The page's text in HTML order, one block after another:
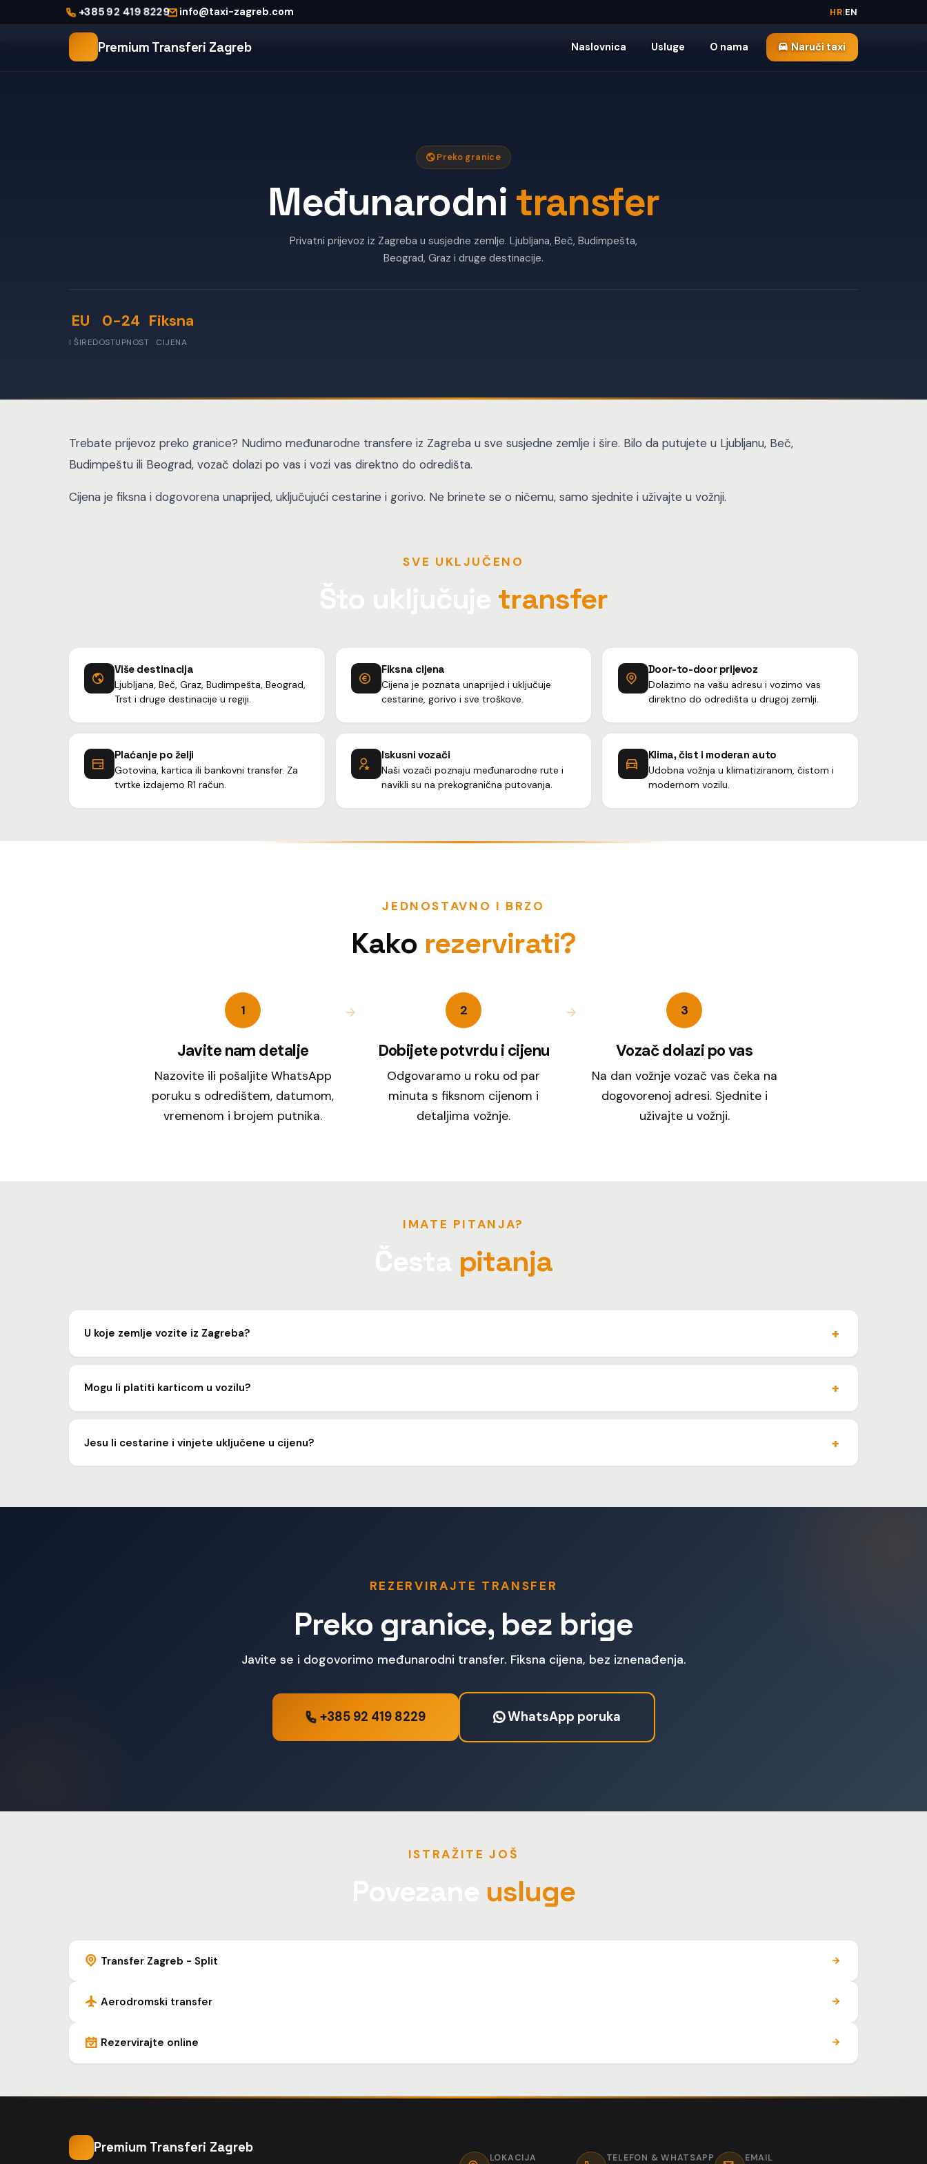
+385 92 419 8229 info@taxi-zagreb.com HR|EN
Premium Transferi Zagreb Naslovnica Usluge O nama Naruči taxi
Međunarodni transfer
Preko granice
Međunarodni transfer
Privatni prijevoz iz Zagreba u susjedne zemlje. Ljubljana, Beč, Budimpešta,
Beograd, Graz i druge destinacije.
EU
I ŠIRE
0-24
DOSTUPNOST
Fiksna
CIJENA
Trebate prijevoz preko granice? Nudimo međunarodne transfere iz Zagreba u sve susjedne zemlje i šire. Bilo da putujete u Ljubljanu, Beč,
Budimpeštu ili Beograd, vozač dolazi po vas i vozi vas direktno do odredišta.
Cijena je fiksna i dogovorena unaprijed, uključujući cestarine i gorivo. Ne brinete se o ničemu, samo sjednite i uživajte u vožnji.
SVE UKLJUČENO
transfer
Više destinacija
Ljubljana, Beč, Graz, Budimpešta, Beograd,
Trst i druge destinacije u regiji.
Fiksna cijena
Cijena je poznata unaprijed i uključuje
cestarine, gorivo i sve troškove.
Door-to-door prijevoz
Dolazimo na vašu adresu i vozimo vas
direktno do odredišta u drugoj zemlji.
Plaćanje po želji
Gotovina, kartica ili bankovni transfer. Za
tvrtke izdajemo R1 račun.
Iskusni vozači
Naši vozači poznaju međunarodne rute i
navikli su na prekogranična putovanja.
Klima, čist i moderan auto
Udobna vožnja u klimatiziranom, čistom i
modernom vozilu.
JEDNOSTAVNO I BRZO
Kako rezervirati?
1
Javite nam detalje
Nazovite ili pošaljite WhatsApp
poruku s odredištem, datumom,
vremenom i brojem putnika.
2
Dobijete potvrdu i cijenu
Odgovaramo u roku od par
minuta s fiksnom cijenom i
detaljima vožnje.
3
Vozač dolazi po vas
Na dan vožnje vozač vas čeka na
dogovorenoj adresi. Sjednite i
uživajte u vožnji.
IMATE PITANJA?
pitanja
U koje zemlje vozite iz Zagreba?
Vozimo u sve zemlje EU i šire: Slovenija, Austrija, Mađarska, Italija, Njemačka, Češka, Slovačka, ali i Srbija, Bosna i Hercegovina, Crna Gora. Javite nam odredište pa ćemo
dogovoriti detalje.
Mogu li platiti karticom u vozilu?
Da, prihvaćamo kartično plaćanje, gotovinu i bankovni transfer. Za tvrtke izdajemo R1 račun.
Jesu li cestarine i vinjete uključene u cijenu?
REZERVIRAJTE TRANSFER
Preko granice, bez brige
Javite se i dogovorimo međunarodni transfer. Fiksna cijena, bez iznenađenja.
+385 92 419 8229 WhatsApp poruka
ISTRAŽITE JOŠ
usluge
Transfer Zagreb - Split
Aerodromski transfer
Rezervirajte online
Premium Transferi Zagreb
LOKACIJA TELEFON & WHATSAPP EMAIL